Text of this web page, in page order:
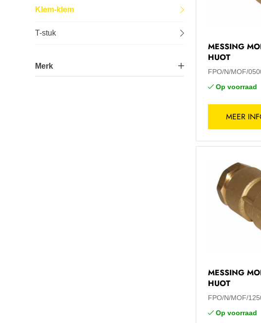
Tuin-, stal- en weideinrichting
Klem-klem
T-stuk
Merk
MESSING
HUOT
FPO/N/MOF/
Op voorraad
MEER
MESSING
HUOT
FPO/N/MOF/
Op voorraad